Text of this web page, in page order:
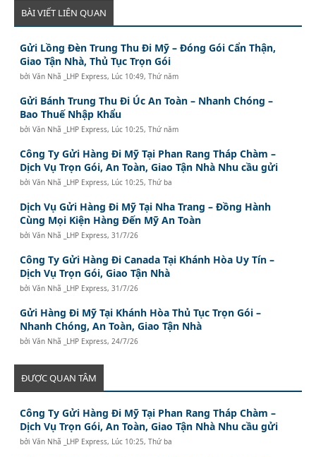
BÀI VIẾT LIÊN QUAN
Gửi Lồng Đèn Trung Thu Đi Mỹ – Đóng Gói Cẩn Thận,
Giao Tận Nhà, Thủ Tục Trọn Gói
bởiVăn Nhã _LHP Express, Lúc 10:49, Thứ năm
Gửi Bánh Trung Thu Đi Úc An Toàn – Nhanh Chóng –
Bao Thuế Nhập Khẩu
bởiVăn Nhã _LHP Express, Lúc 10:25, Thứ năm
Công Ty Gửi Hàng Đi Mỹ Tại Phan Rang Tháp Chàm –
Dịch Vụ Trọn Gói, An Toàn, Giao Tận Nhà Nhu cầu gửi
bởiVăn Nhã _LHP Express, Lúc 10:25, Thứ ba
Dịch Vụ Gửi Hàng Đi Mỹ Tại Nha Trang – Đồng Hành
Cùng Mọi Kiện Hàng Đến Mỹ An Toàn
bởiVăn Nhã _LHP Express,31/7/26
Công Ty Gửi Hàng Đi Canada Tại Khánh Hòa Uy Tín –
Dịch Vụ Trọn Gói, Giao Tận Nhà
bởiVăn Nhã _LHP Express,31/7/26
Gửi Hàng Đi Mỹ Tại Khánh Hòa Thủ Tục Trọn Gói –
Nhanh Chóng, An Toàn, Giao Tận Nhà
bởiVăn Nhã _LHP Express, 24/7/26
ĐƯỢC QUAN TÂM
Công Ty Gửi Hàng Đi Mỹ Tại Phan Rang Tháp Chàm –
Dịch Vụ Trọn Gói, An Toàn, Giao Tận Nhà Nhu cầu gửi
bởiVăn Nhã _LHP Express, Lúc 10:25, Thứ ba